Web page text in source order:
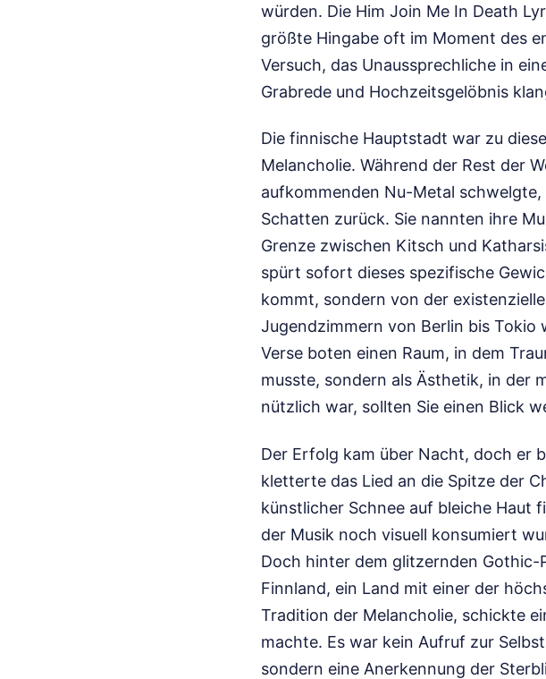
würden. Die Him Join Me In Death
größte Hingabe oft im Moment des
Versuch, das Unaussprechliche in
Grabrede und Hochzeitsgelöbnis
Die finnische Hauptstadt war zu
Melancholie. Während der Rest der
aufkommenden Nu-Metal
Schatten zurück. Sie nannten ihre
Grenze zwischen Kitsch und
spürt sofort dieses spezifische
kommt, sondern von der
Jugendzimmern von Berlin bis Tokio
Verse boten einen Raum, in dem
musste, sondern als Ästhetik, in der
nützlich war, sollten Sie einen Blick
Der Erfolg kam über Nacht, doch er
kletterte das Lied an die Spitze der
künstlicher Schnee auf bleiche Haut
der Musik noch visuell konsumiert
Doch hinter dem glitzernden
Finnland, ein Land mit einer der
Tradition der Melancholie, schickte
machte. Es war kein Aufruf zur
sondern eine Anerkennung der